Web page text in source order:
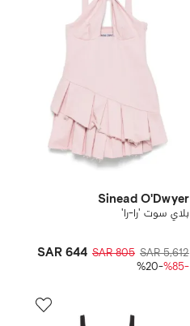
Sinead O'Dwyer
بلاي سوت 'را-را'
SAR 5,612
SAR 805
SAR 644
-%85
-%20